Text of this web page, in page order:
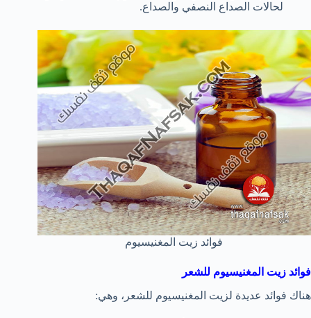
لحالات الصداع النصفي والصداع.
فوائد زيت المغنيسيوم
فوائد زيت المغنيسيوم للشعر
هناك فوائد عديدة لزيت المغنيسيوم للشعر، وهي: